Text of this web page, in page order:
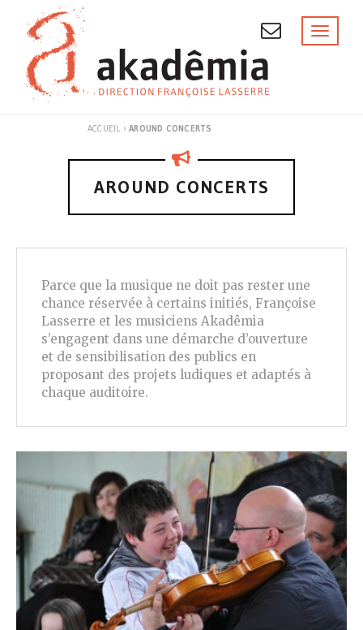
content
ACCUEIL ›AROUND CONCERTS
AROUND CONCERTS
Parce que la musique ne doit pas rester une
chance réservée à certains initiés, Françoise
Lasserre et les musiciens Akadêmia
s’engagent dans une démarche d’ouverture
et de sensibilisation des publics en
proposant des projets ludiques et adaptés à
chaque auditoire.